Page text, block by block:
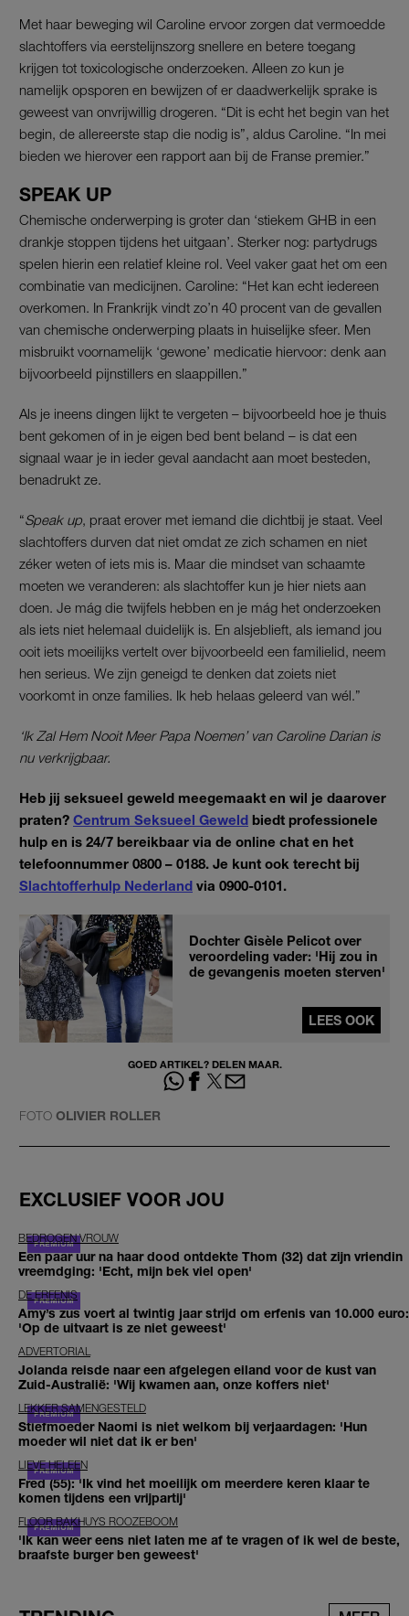
Met haar beweging wil Caroline ervoor zorgen dat vermoedde
slachtoffers via eerstelijnszorg snellere en betere toegang
krijgen tot toxicologische onderzoeken. Alleen zo kun je
namelijk opsporen en bewijzen of er daadwerkelijk sprake is
geweest van onvrijwillig drogeren. “Dit is echt het begin van het
begin, de allereerste stap die nodig is”, aldus Caroline. “In mei
bieden we hierover een rapport aan bij de Franse premier.”
SPEAK UP
Chemische onderwerping is groter dan ‘stiekem GHB in een
drankje stoppen tijdens het uitgaan’. Sterker nog: partydrugs
spelen hierin een relatief kleine rol. Veel vaker gaat het om een
combinatie van medicijnen. Caroline: “Het kan echt iedereen
overkomen. In Frankrijk vindt zo’n 40 procent van de gevallen
van chemische onderwerping plaats in huiselijke sfeer. Men
misbruikt voornamelijk ‘gewone’ medicatie hiervoor: denk aan
bijvoorbeeld pijnstillers en slaappillen.”
Als je ineens dingen lijkt te vergeten – bijvoorbeeld hoe je thuis
bent gekomen of in je eigen bed bent beland – is dat een
signaal waar je in ieder geval aandacht aan moet besteden,
benadrukt ze.
“Speak up, praat erover met iemand die dichtbij je staat. Veel
slachtoffers durven dat niet omdat ze zich schamen en niet
zéker weten of iets mis is. Maar die mindset van schaamte
moeten we veranderen: als slachtoffer kun je hier niets aan
doen. Je mág die twijfels hebben en je mág het onderzoeken
als iets niet helemaal duidelijk is. En alsjeblieft, als iemand jou
ooit iets moeilijks vertelt over bijvoorbeeld een familielid, neem
hen serieus. We zijn geneigd te denken dat zoiets niet
voorkomt in onze families. Ik heb helaas geleerd van wél.”
‘Ik Zal Hem Nooit Meer Papa Noemen’ van Caroline Darian is
nu verkrijgbaar.
Heb jij seksueel geweld meegemaakt en wil je daarover
praten? Centrum Seksueel Geweld biedt professionele
hulp en is 24/7 bereikbaar via de online chat en het
telefoonnummer 0800 – 0188. Je kunt ook terecht bij
Slachtofferhulp Nederland via 0900-0101.
Dochter Gisèle Pelicot over
veroordeling vader: 'Hij zou in
de gevangenis moeten sterven'
LEES OOK
GOED ARTIKEL? DELEN MAAR.
FOTO OLIVIER ROLLER
EXCLUSIEF VOOR JOU
BEDROGEN VROUW
Een paar uur na haar dood ontdekte Thom (32) dat zijn vriendin
vreemdging: 'Echt, mijn bek viel open'
DE ERFENIS
Amy’s zus voert al twintig jaar strijd om erfenis van 10.000 euro:
'Op de uitvaart is ze niet geweest'
ADVERTORIAL
Jolanda reisde naar een afgelegen eiland voor de kust van
Zuid-Australië: 'Wij kwamen aan, onze koffers niet'
LEKKER SAMENGESTELD
Stiefmoeder Naomi is niet welkom bij verjaardagen: 'Hun
moeder wil niet dat ik er ben'
LIEVE HELEEN
Fred (55): 'Ik vind het moeilijk om meerdere keren klaar te
komen tijdens een vrijpartij'
FLOOR BAKHUYS ROOZEBOOM
'Ik kan weer eens niet laten me af te vragen of ik wel de beste,
braafste burger ben geweest'